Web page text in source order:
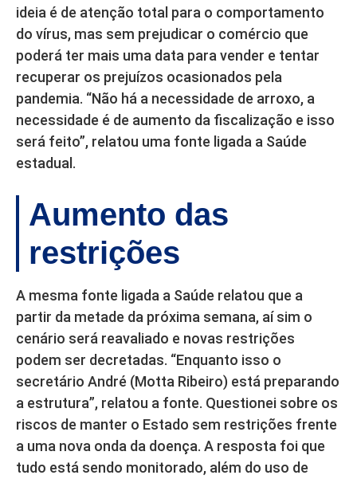
ideia é de atenção total para o comportamento
do vírus, mas sem prejudicar o comércio que
poderá ter mais uma data para vender e tentar
recuperar os prejuízos ocasionados pela
pandemia. “Não há a necessidade de arroxo, a
necessidade é de aumento da fiscalização e isso
será feito”, relatou uma fonte ligada a Saúde
estadual.
Aumento das
restrições
A mesma fonte ligada a Saúde relatou que a
partir da metade da próxima semana, aí sim o
cenário será reavaliado e novas restrições
podem ser decretadas. “Enquanto isso o
secretário André (Motta Ribeiro) está preparando
a estrutura”, relatou a fonte. Questionei sobre os
riscos de manter o Estado sem restrições frente
a uma nova onda da doença. A resposta foi que
tudo está sendo monitorado, além do uso de